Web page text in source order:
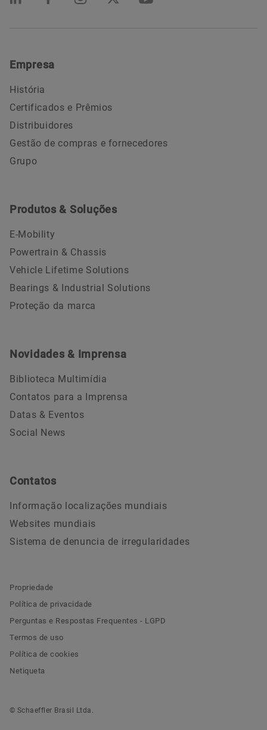
Empresa
História
Certificados e Prêmios
Distribuidores
Gestão de compras e fornecedores
Grupo
Produtos & Soluções
E-Mobility
Powertrain & Chassis
Vehicle Lifetime Solutions
Bearings & Industrial Solutions
Proteção da marca
Novidades & Imprensa
Biblioteca Multimídia
Contatos para a Imprensa
Datas & Eventos
Social News
Contatos
Informação localizações mundiais
Websites mundiais
Sistema de denuncia de irregularidades
Propriedade
Política de privacidade
Perguntas e Respostas Frequentes - LGPD
Termos de uso
Política de cookies
Netiqueta
© Schaeffler Brasil Ltda.